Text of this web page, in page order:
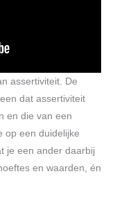
assertiviteit. De
dat assertiviteit
en die van een
op een duidelijke
je een ander daarbij
en waarden, én